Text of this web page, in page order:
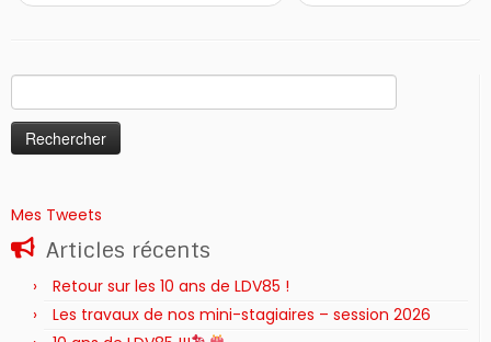
Rechercher :
Mes Tweets
Articles récents
Retour sur les 10 ans de LDV85 !
Les travaux de nos mini-stagiaires – session 2026 ‍‍‍‍‍